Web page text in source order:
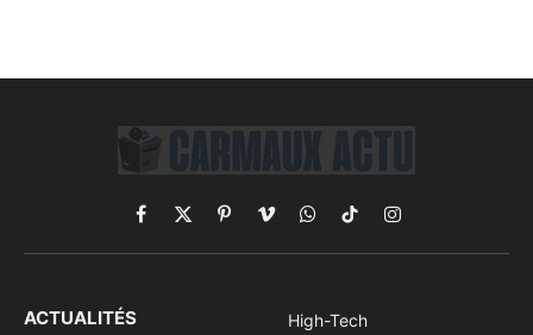
Facebook
X
(Twitter)
PinterestVimeoWhatsApp
TikTokInstagram
ACTUALITÉS
High-Tech